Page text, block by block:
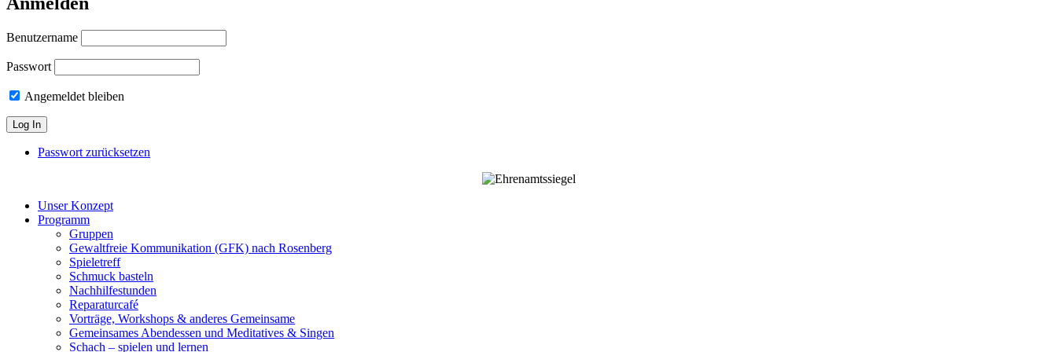
Benutzername
Passwort
Angemeldet bleiben
Passwort zurücksetzen
Unser Konzept
Programm
Gruppen
Gewaltfreie Kommunikation (GFK) nach Rosenberg
Spieletreff
Schmuck basteln
Nachhilfestunden
Reparaturcafé
Vorträge, Workshops & anderes Gemeinsame
Gemeinsames Abendessen und Meditatives & Singen
Schach – spielen und lernen